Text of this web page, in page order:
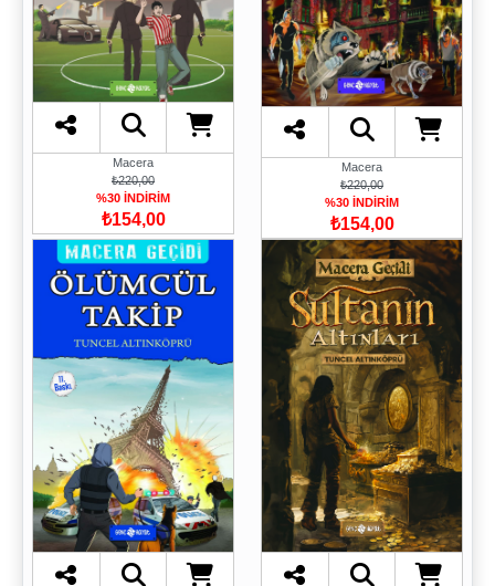
Macera
₺220,00
%30 İNDİRİM
₺154,00
Macera
₺220,00
%30 İNDİRİM
₺154,00